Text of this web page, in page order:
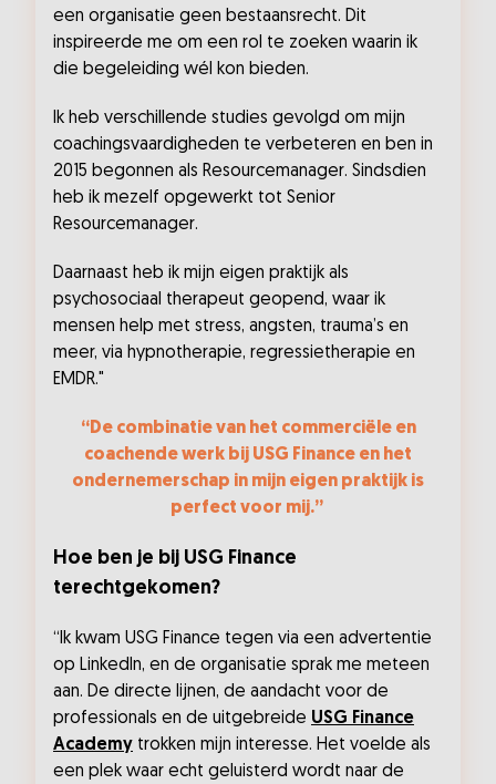
een organisatie geen bestaansrecht. Dit
inspireerde me om een rol te zoeken waarin ik
die begeleiding wél kon bieden.
Ik heb verschillende studies gevolgd om mijn
coachingsvaardigheden te verbeteren en ben in
2015 begonnen als Resourcemanager. Sindsdien
heb ik mezelf opgewerkt tot Senior
Resourcemanager.
Daarnaast heb ik mijn eigen praktijk als
psychosociaal therapeut geopend, waar ik
mensen help met stress, angsten, trauma’s en
meer, via hypnotherapie, regressietherapie en
EMDR."
“De combinatie van het commerciële en
coachende werk bij USG Finance en het
ondernemerschap in mijn eigen praktijk is
perfect voor mij.”
Hoe ben je bij USG Finance
terechtgekomen?
“Ik kwam USG Finance tegen via een advertentie
op LinkedIn, en de organisatie sprak me meteen
aan. De directe lijnen, de aandacht voor de
professionals en de uitgebreide USG Finance
Academy trokken mijn interesse. Het voelde als
een plek waar echt geluisterd wordt naar de